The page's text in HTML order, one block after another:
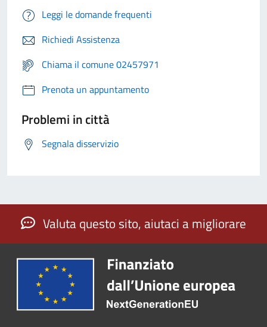
Leggi le domande frequenti
Richiedi Assistenza
Chiama il comune 02457971
Prenota un appuntamento
Problemi in città
Segnala disservizio
Valuta questo sito, aiutaci a migliorare